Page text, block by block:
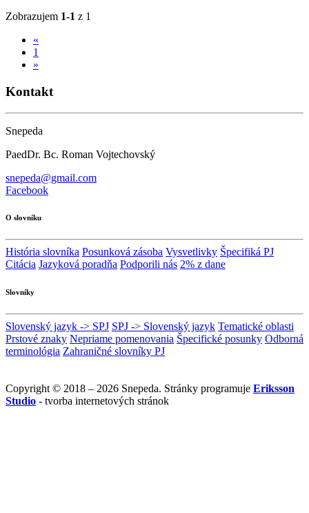
Zobrazujem 1-1 z 1
«
1
»
Kontakt
Snepeda
PaedDr. Bc. Roman Vojtechovský
snepeda@gmail.com
Facebook
O slovníku
História slovníka Posunková zásoba Vysvetlivky Špecifiká PJ
Citácia Jazyková poradňa Podporili nás 2% z dane
Slovníky
Slovenský jazyk -> SPJ SPJ -> Slovenský jazyk Tematické oblasti
Prstové znaky Nepriame pomenovania Špecifické posunky Odborná
terminológia Zahraničné slovníky PJ
Copyright © 2018 – 2026 Snepeda. Stránky programuje Eriksson
Studio - tvorba internetových stránok